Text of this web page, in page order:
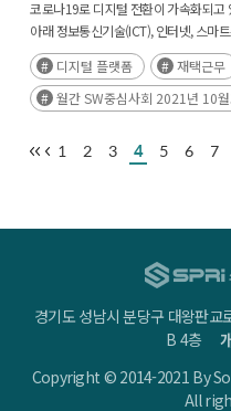
코로나19로 디지털 전환이 가속화되
아래 정보통신기술(ICT), 인터넷, 스마
진화하면서 각 산업의 가치사슬과 생태
일상생활에 이르기까지 전방위적으로
여전히 신기술이 등장·확산·진화하고
디지털 플랫폼
재택근무
월간 SW중심사회 2021년 10
1 2 3 4 5 6 7
경기도 성남시 분당구 대왕판
B 4층
Copyright © 2014-2021 By
All